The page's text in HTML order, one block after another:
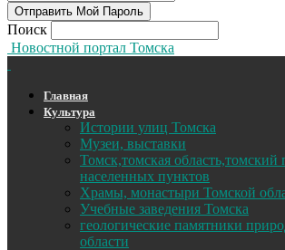
Поиск
Новостной портал Томска
Главная
Культура
Истории улиц Томска
Музеи, выставки
Томск,томская область,томский
населенных пунктов
Храмы, монастыри Томской
Учебные заведения Томска
геологические памятники
области